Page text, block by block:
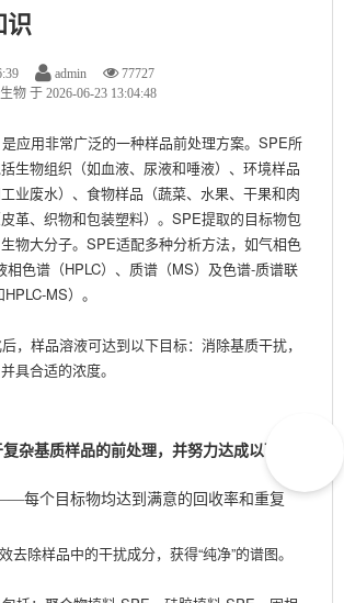
识
admin
77727
物 于 2026-06-23 13:04:48
应用非常广泛的一种样品前处理方案。SPE所
生物组织（如血液、尿液和唾液）、环境样品
工业废水）、食物样品（蔬菜、水果、干果和肉
革、织物和包装塑料）。SPE提取的目标物包
物大分子。SPE适配多种分析方法，如气相色
相色谱（HPLC）、质谱（MS）及色谱-质谱联
MS）。
，样品溶液可达到以下目标：消除基质干扰，
具合适的浓度。
杂基质样品的前处理，并努力达成以下目
每个目标物均达到满意的回收率和重复
除样品中的干扰成分，获得“纯净”的谱图。